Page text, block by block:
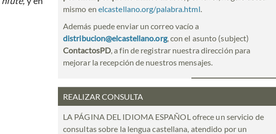
mismo en elcastellano.org/palabra.html.
Además puede enviar un correo vacío a
distribucion@elcastellano.org, con el asunto (subject)
ContactosPD, a fin de registrar nuestra dirección para
mejorar la recepción de nuestros mensajes.
REALIZAR CONSULTA
LA PÁGINA DEL IDIOMA ESPAÑOL ofrece un servicio de
consultas sobre la lengua castellana, atendido por un